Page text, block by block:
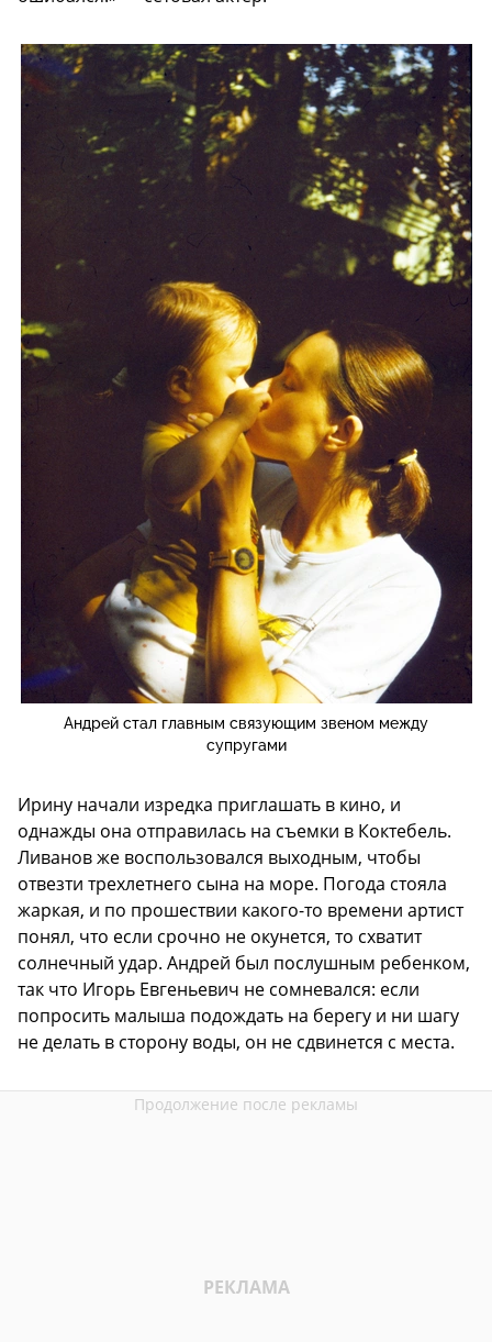
Андрей стал главным связующим звеном между
супругами
Ирину начали изредка приглашать в кино, и
однажды она отправилась на съемки в Коктебель.
Ливанов же воспользовался выходным, чтобы
отвезти трехлетнего сына на море. Погода стояла
жаркая, и по прошествии какого-то времени артист
понял, что если срочно не окунется, то схватит
солнечный удар. Андрей был послушным ребенком,
так что Игорь Евгеньевич не сомневался: если
попросить малыша подождать на берегу и ни шагу
не делать в сторону воды, он не сдвинется с места.